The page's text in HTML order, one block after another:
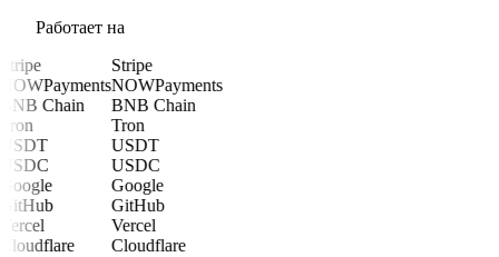
Работает на
Stripe
NOWPayments
BNB Chain
Tron
USDT
USDC
Google
GitHub
Vercel
Cloudflare
Stripe
NOWPayments
BNB Chain
Tron
USDT
USDC
Google
GitHub
Vercel
Cloudflare